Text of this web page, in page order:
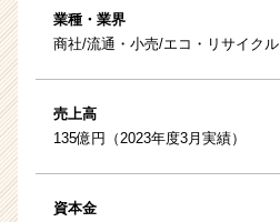
業種・業界
商社/流通・小売/エコ・リサイクル
売上高
135億円（2023年度3月実績）
資本金